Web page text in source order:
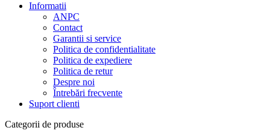
Informatii
ANPC
Contact
Garantii si service
Politica de confidentialitate
Politica de expediere
Politica de retur
Despre noi
Întrebări frecvente
Suport clienti
Categorii de produse